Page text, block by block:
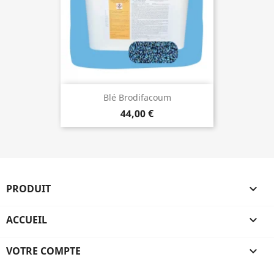
Blé Brodifacoum
44,00 €
PRODUIT 
ACCUEIL 
VOTRE COMPTE 